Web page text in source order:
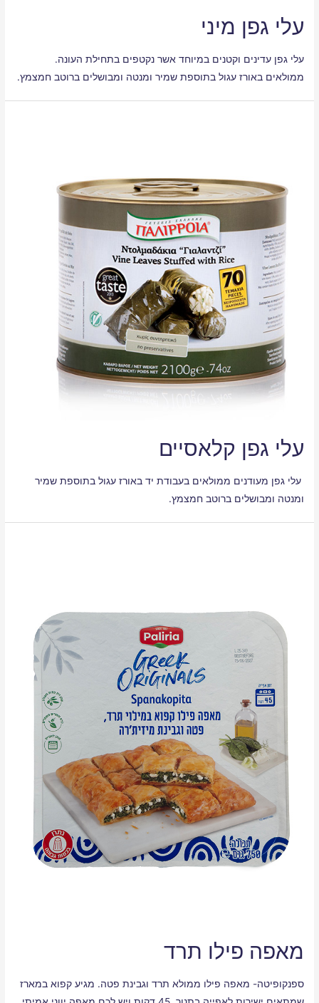
עלי גפן מיני
עלי גפן עדינים וקטנים במיוחד אשר נקטפים בתחילת העונה.
ממולאים באורז עגול בתוספת שמיר ומנטה ומבושלים ברוטב חמצמץ.
עלי גפן קלאסיים
עלי גפן מעודנים ממולאים בעבודת יד באורז עגול בתוספת שמיר
ומנטה ומבושלים ברוטב חמצמץ.
מאפה פילו תרד
ספנקופיטה- מאפה פילו ממולא תרד וגבינת פטה. מגיע קפוא במארז